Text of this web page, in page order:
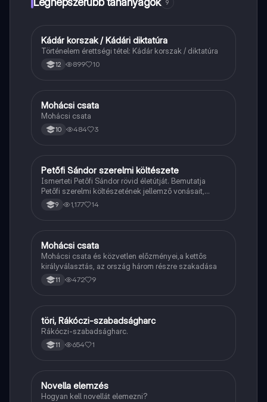
9
Töri
Kádár korszak / Kádári diktatúra
Történelem érettségi tétel: Kádár korszak / diktatúra
12 899 10
Magyar
Mohácsi csata
Mohácsi csata
10 484 3
Magyar
Petőfi Sándor szerelmi költészete
Ismerteti Petőfi Sándor rövid életútját. Bemutatja
Petőfi szerelmi költészetének jellemző vonásait,
vereseinek ihletőit és külön kitér a hitvesi
költészetére.
9 1,177 14
Töri
Mohácsi csata
Mohácsi csata és közvetlen előzményei,a kettős
királyválasztás, az ország három részre szakadása
11 472 9
Töri
töri, Rákóczi-szabadságharc
Rákóczi-szabadságharc.
11 654 1
Magyar
Novella elemzés
Hogyan kell novellát elemezni?